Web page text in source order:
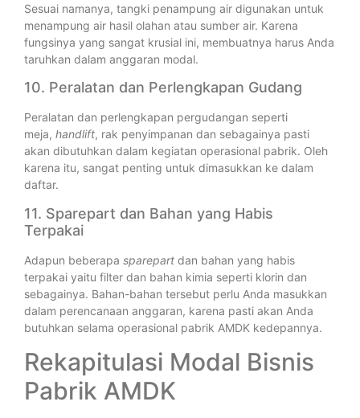
Sesuai namanya, tangki penampung air digunakan untuk
menampung air hasil olahan atau sumber air. Karena
fungsinya yang sangat krusial ini, membuatnya harus Anda
taruhkan dalam anggaran modal.
10. Peralatan dan Perlengkapan Gudang
Peralatan dan perlengkapan pergudangan seperti
meja, handlift, rak penyimpanan dan sebagainya pasti
akan dibutuhkan dalam kegiatan operasional pabrik. Oleh
karena itu, sangat penting untuk dimasukkan ke dalam
daftar.
11. Sparepart dan Bahan yang Habis
Terpakai
Adapun beberapa sparepart dan bahan yang habis
terpakai yaitu filter dan bahan kimia seperti klorin dan
sebagainya. Bahan-bahan tersebut perlu Anda masukkan
dalam perencanaan anggaran, karena pasti akan Anda
butuhkan selama operasional pabrik AMDK kedepannya.
Rekapitulasi Modal Bisnis
Pabrik AMDK